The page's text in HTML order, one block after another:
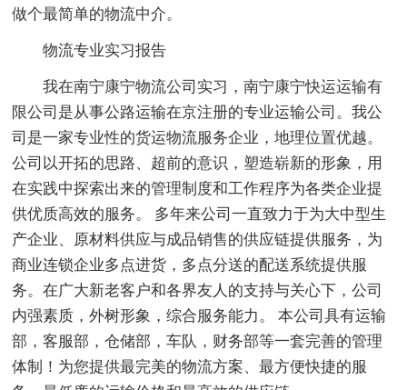
做个最简单的物流中介。
物流专业实习报告
我在南宁康宁物流公司实习，南宁康宁快运运输有
限公司是从事公路运输在京注册的专业运输公司。我公
司是一家专业性的货运物流服务企业，地理位置优越。
公司以开拓的思路、超前的意识，塑造崭新的形象，用
在实践中探索出来的管理制度和工作程序为各类企业提
供优质高效的服务。 多年来公司一直致力于为大中型生
产企业、原材料供应与成品销售的供应链提供服务，为
商业连锁企业多点进货，多点分送的配送系统提供服
务。在广大新老客户和各界友人的支持与关心下，公司
内强素质，外树形象，综合服务能力。 本公司具有运输
部，客服部，仓储部，车队，财务部等一套完善的管理
体制！为您提供最完美的物流方案、最方便快捷的服